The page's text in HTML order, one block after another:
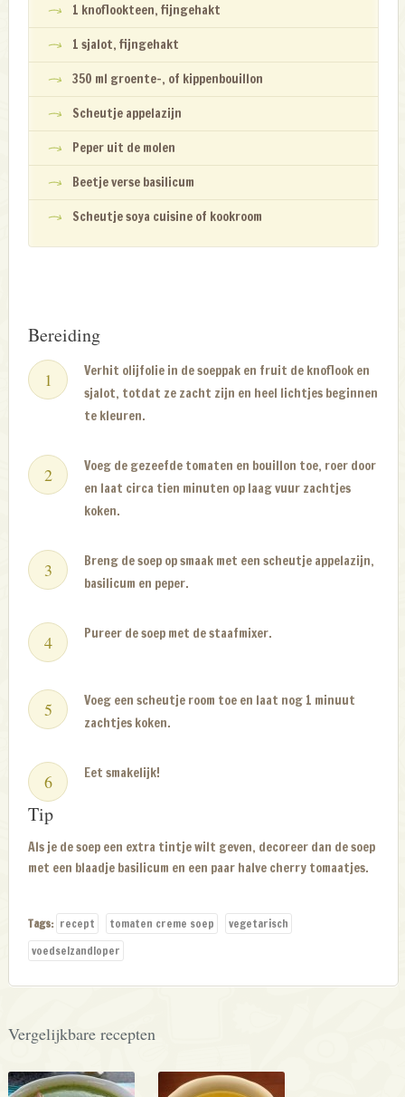
1 knoflookteen, fijngehakt
1 sjalot, fijngehakt
350 ml groente-, of kippenbouillon
Scheutje appelazijn
Peper uit de molen
Beetje verse basilicum
Scheutje soya cuisine of kookroom
Bereiding
Verhit olijfolie in de soeppak en fruit de knoflook en
sjalot, totdat ze zacht zijn en heel lichtjes beginnen
te kleuren.
Voeg de gezeefde tomaten en bouillon toe, roer door
en laat circa tien minuten op laag vuur zachtjes
koken.
Breng de soep op smaak met een scheutje appelazijn,
basilicum en peper.
Pureer de soep met de staafmixer.
Voeg een scheutje room toe en laat nog 1 minuut
zachtjes koken.
Eet smakelijk!
Tip
Als je de soep een extra tintje wilt geven, decoreer dan de soep
met een blaadje basilicum en een paar halve cherry tomaatjes.
Tags: recept tomaten creme soep
vegetarisch
voedselzandloper
Vergelijkbare recepten